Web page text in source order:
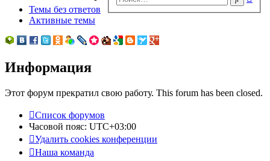
Темы без ответов
Активные темы
Информация
Этот форум прекратил свою работу. This forum has been closed.
Список форумов
Часовой пояс: UTC+03:00
Удалить cookies конференции
Наша команда